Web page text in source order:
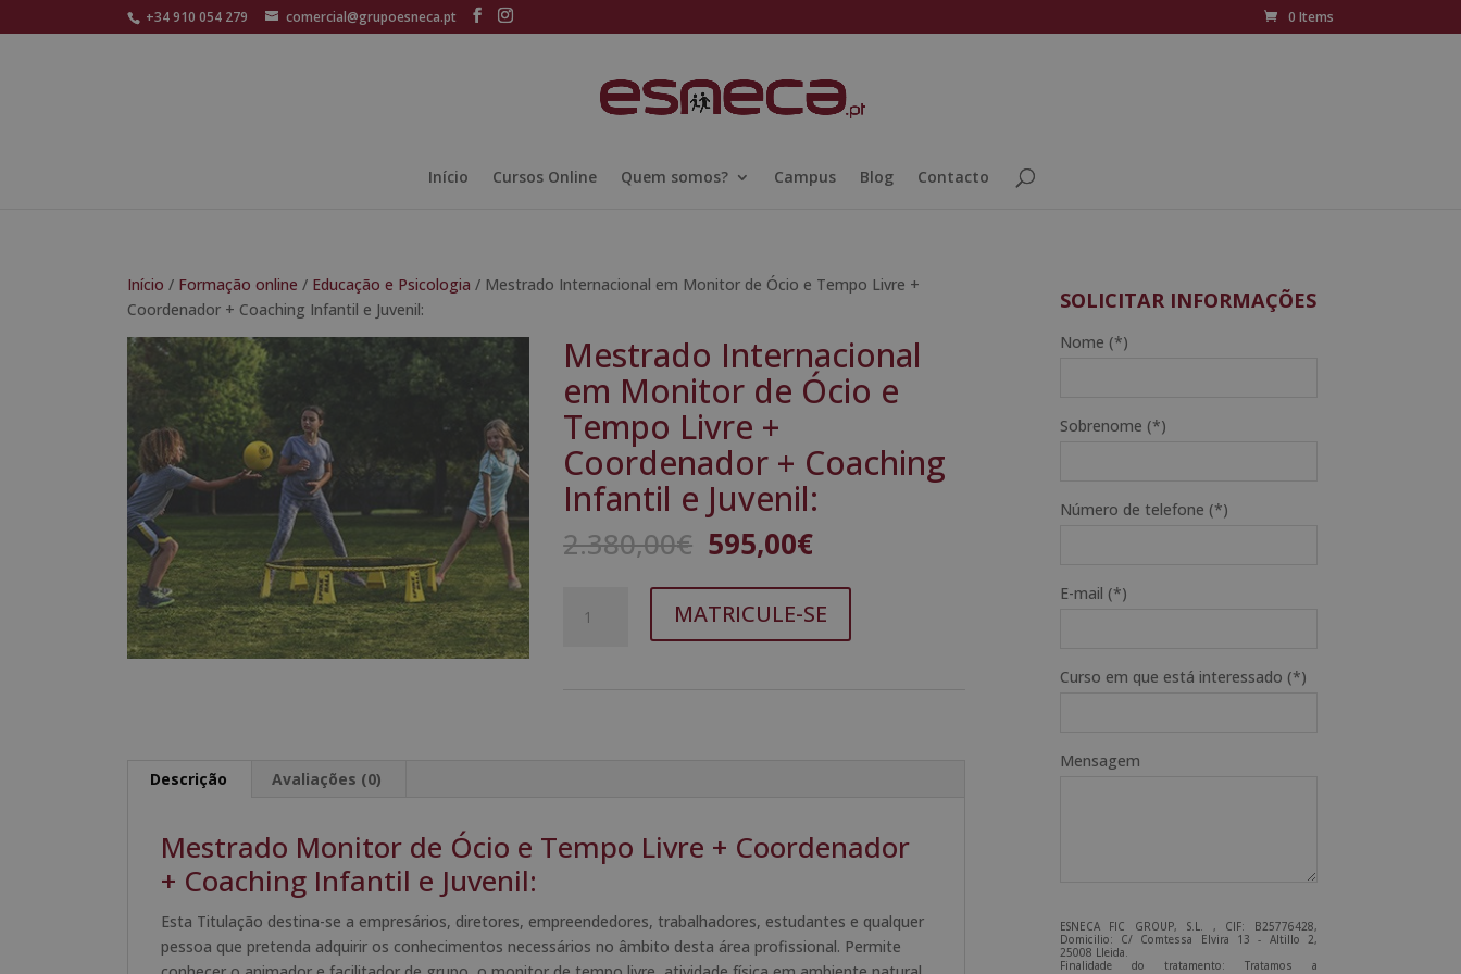
+34 910 054 279 comercial@grupoesneca.pt 0 Items
Início Cursos Online Quem somos? Campus Blog Contacto
Início / Formação online / Educação e Psicologia / Mestrado Internacional em Monitor de Ócio e Tempo Livre +
Coordenador + Coaching Infantil e Juvenil:
Mestrado Internacional
em Monitor de Ócio e
Tempo Livre +
Coordenador + Coaching
Infantil e Juvenil:
2.380,00€ O
preço
original
era:
2.380,00€.
595,00€O
atual
é:
595,00€.
Livre
+
Coaching
MATRICULE-SE
e
Descrição Avaliações (0)
Mestrado Monitor de Ócio e Tempo Livre + Coordenador
+ Coaching Infantil e Juvenil:
Esta Titulação destina-se a empresários, diretores, empreendedores, trabalhadores, estudantes e qualquer
pessoa que pretenda adquirir os conhecimentos necessários no âmbito desta área profissional. Permite
SOLICITAR INFORMAÇÕES
Nome (*)
Sobrenome (*)
Número de telefone (*)
E-mail (*)
Curso em que está interessado (*)
Mensagem
ESNECA FIC GROUP, S.L. , CIF: B25776428,
Domicilio: C/ Comtessa Elvira 13 - Altillo 2,
25008 Lleida.
Finalidade do tratamento: Tratamos a